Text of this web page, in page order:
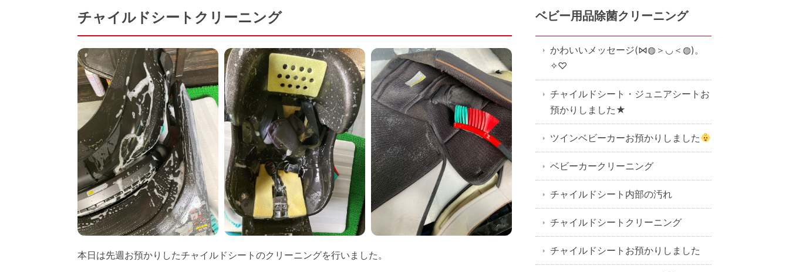
チャイルドシートクリーニング
本日は先週お預かりしたチャイルドシートのクリーニングを行いました。
ベビー用品除菌クリーニング
かわいいメッセージ(⋈◍＞◡＜◍)。
✧♡
チャイルドシート・ジュニアシートお
預かりしました★
ツインベビーカーお預かりしました
ベビーカークリーニング
チャイルドシート内部の汚れ
チャイルドシートクリーニング
チャイルドシートお預かりしました